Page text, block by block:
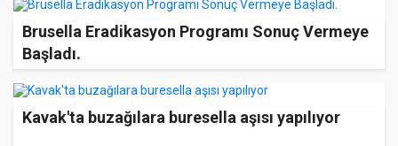
Brusella Eradikasyon Programı Sonuç Vermeye
Başladı.
Kavak'ta buzağılara buresella aşısı yapılıyor